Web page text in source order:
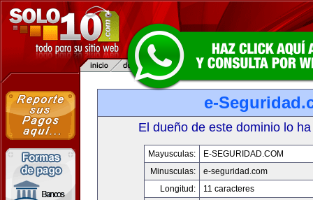
e-
El dueño de este dominio lo
Mayusculas:
E-SEGURIDAD.COM
Minusculas:
e-seguridad.com
Longitud:
11 caracteres